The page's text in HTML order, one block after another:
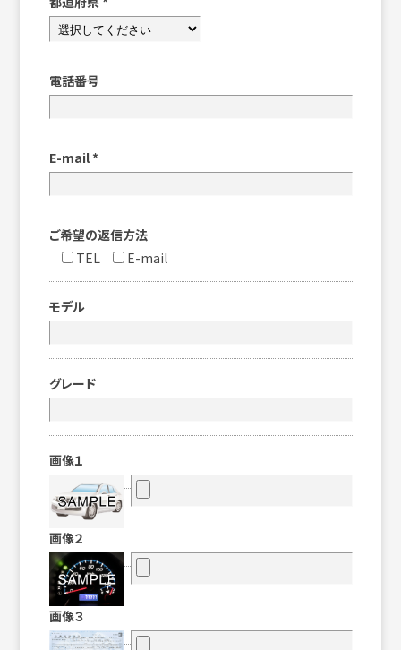
電話番号
E-mail *
ご希望の返信方法
TEL
E-mail
モデル
グレード
画像１
画像２
画像３